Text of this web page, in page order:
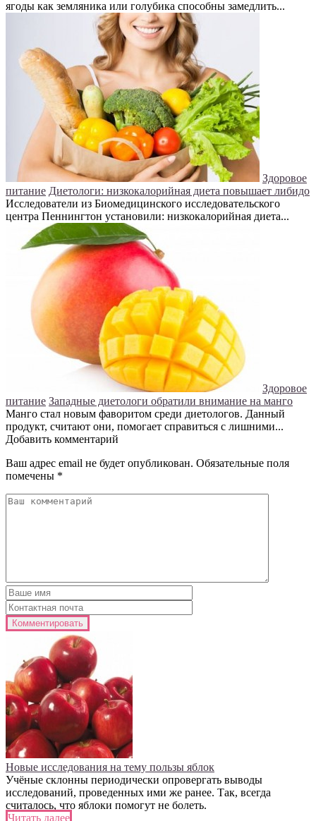
ягоды как земляника или голубика способны замедлить...
Здоровое
питание Диетологи: низкокалорийная диета повышает либидо
Исследователи из Биомедицинского исследовательского
центра Пеннингтон установили: низкокалорийная диета...
Здоровое
питание Западные диетологи обратили внимание на манго
Манго стал новым фаворитом среди диетологов. Данный
продукт, считают они, помогает справиться с лишними...
Добавить комментарий
Ваш адрес email не будет опубликован. Обязательные поля
помечены *
Новые исследования на тему пользы яблок
Учёные склонны периодически опровергать выводы
исследований, проведенных ими же ранее. Так, всегда
считалось, что яблоки помогут не болеть.
Читать далее